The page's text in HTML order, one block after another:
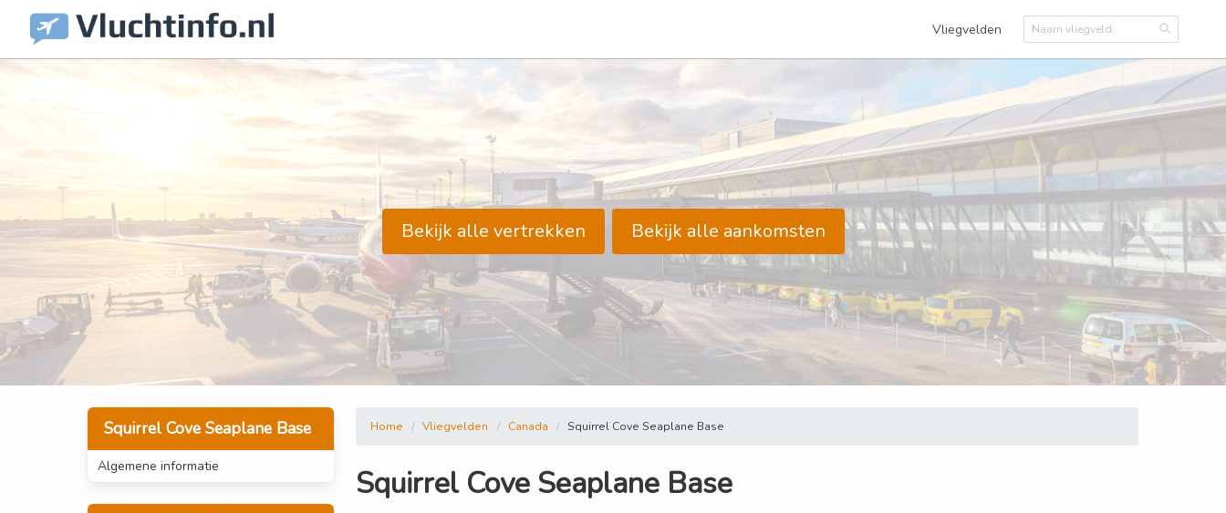
Vliegvelden
Bekijk alle vertrekken Bekijk alle aankomsten
Squirrel Cove Seaplane Base
Algemene informatie
Home Vliegvelden Canada Squirrel Cove Seaplane Base
Squirrel Cove Seaplane Base